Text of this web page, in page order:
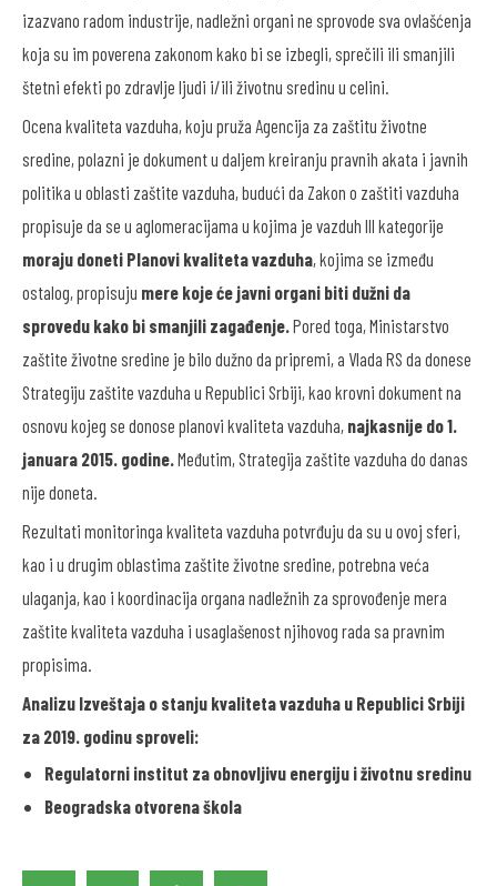
izazvano radom industrije, nadležni organi ne sprovode sva ovlašćenja
koja su im poverena zakonom kako bi se izbegli, sprečili ili smanjili
štetni efekti po zdravlje ljudi i/ili životnu sredinu u celini.
Ocena kvaliteta vazduha, koju pruža Agencija za zaštitu životne
sredine, polazni je dokument u daljem kreiranju pravnih akata i javnih
politika u oblasti zaštite vazduha, budući da Zakon o zaštiti vazduha
propisuje da se u aglomeracijama u kojima je vazduh III kategorije
moraju doneti Planovi kvaliteta vazduha, kojima se između
ostalog, propisuju mere koje će javni organi biti dužni da
sprovedu kako bi smanjili zagađenje.Pored toga, Ministarstvo
zaštite životne sredine je bilo dužno da pripremi, a Vlada RS da donese
Strategiju zaštite vazduha u Republici Srbiji, kao krovni dokument na
osnovu kojeg se donose planovi kvaliteta vazduha, najkasnije do 1.
januara 2015. godine.Međutim, Strategija zaštite vazduha do danas
nije doneta.
Rezultati monitoringa kvaliteta vazduha potvrđuju da su u ovoj sferi,
kao i u drugim oblastima zaštite životne sredine, potrebna veća
ulaganja, kao i koordinacija organa nadležnih za sprovođenje mera
zaštite kvaliteta vazduha i usaglašenost njihovog rada sa pravnim
propisima.
Analizu Izveštaja o stanju kvaliteta vazduha u Republici Srbiji
za 2019. godinu sproveli:
Regulatorni institut za obnovljivu energiju i životnu sredinu
Beogradska otvorena škola